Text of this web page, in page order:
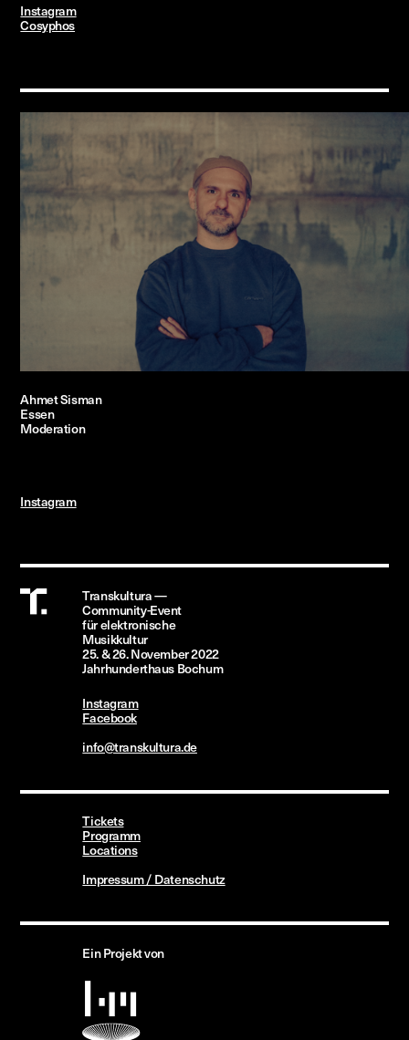
Instagram
Cosyphos
Ahmet Sisman
Essen
Moderation
Instagram
Transkultura —
Community-Event
fürelektronische
Musikkultur
25.&26. November2022
JahrhunderthausBochum
Instagram
Facebook
info@transkultura.de
Tickets
Programm
Locations
Impressum / Datenschutz
Ein Projekt von